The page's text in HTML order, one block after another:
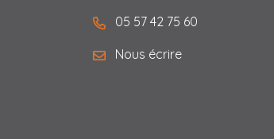
05 57 42 75 60
Nous écrire